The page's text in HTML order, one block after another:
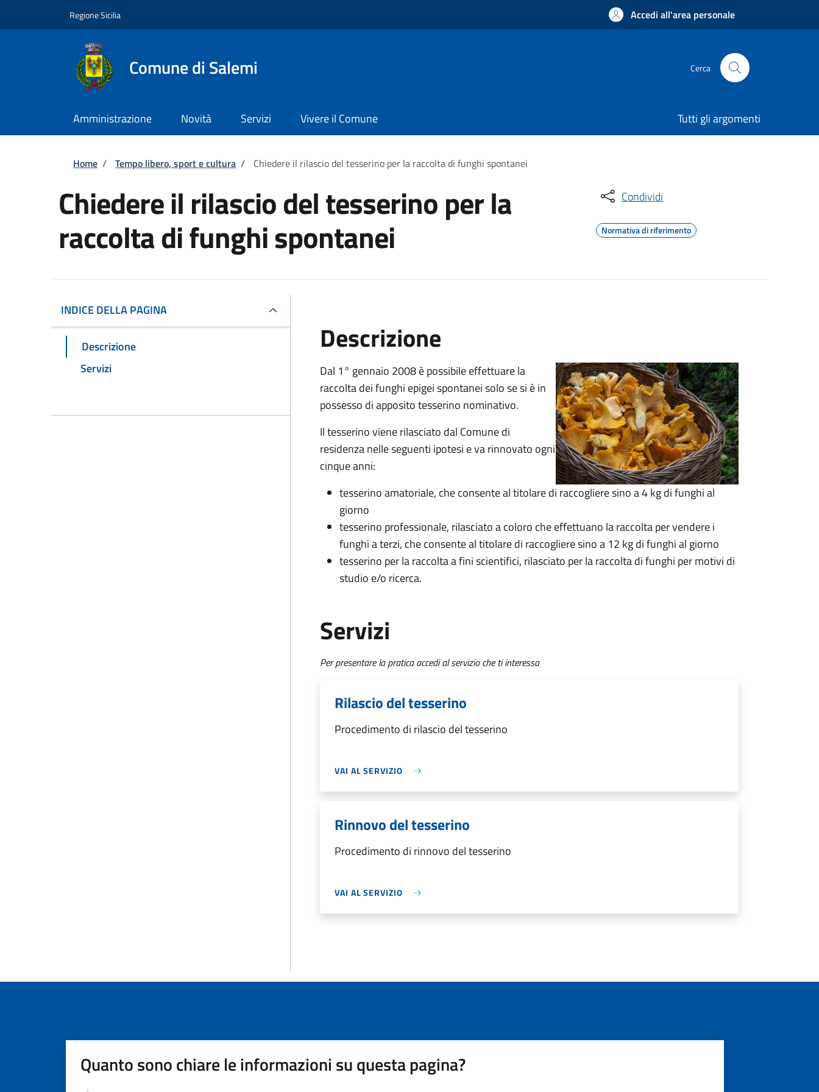
Regione Sicilia Accedi all'area personale
Comune di Salemi Cerca
Amministrazione Novità Servizi Vivere il Comune Tutti gli argomenti
Briciole di pane
Home / Tempo libero, sport e cultura / Chiedere il rilascio del tesserino per la raccolta di funghi spontanei
Chiedere il rilascio del tesserino per la
raccolta di funghi spontanei
Condividi
Normativa di riferimento
INDICE DELLA PAGINA
Descrizione
Servizi
Descrizione
Dal 1° gennaio 2008 è possibile effettuare la
raccolta dei funghi epigei spontanei solo se si è in
possesso di apposito tesserino nominativo.
Il tesserino viene rilasciato dal Comune di
residenza nelle seguenti ipotesi e va rinnovato ogni
cinque anni:
tesserino amatoriale, che consente al titolare di raccogliere sino a 4 kg di funghi al
giorno
tesserino professionale, rilasciato a coloro che effettuano la raccolta per vendere i
funghi a terzi, che consente al titolare di raccogliere sino a 12 kg di funghi al giorno
tesserino per la raccolta a fini scientifici, rilasciato per la raccolta di funghi per motivi di
studio e/o ricerca.
Servizi
Per presentare la pratica accedi al servizio che ti interessa
Rilascio del tesserino
Procedimento di rilascio del tesserino
VAI AL SERVIZIO
Rinnovo del tesserino
Procedimento di rinnovo del tesserino
VAI AL SERVIZIO
Quanto sono chiare le informazioni su questa pagina?